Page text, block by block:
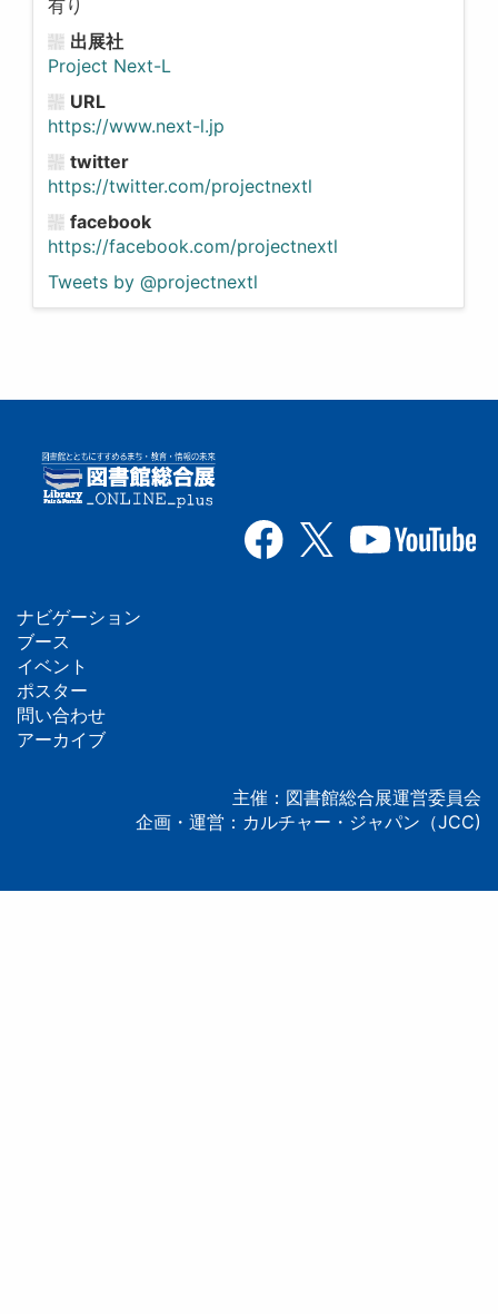
有り
出展社
Project Next-L
URL
https://www.next-l.jp
twitter
https://twitter.com/projectnextl
facebook
https://facebook.com/projectnextl
Tweets by @projectnextl
フ
ッ
タ
ナビゲーション
ブース
イベント
ポスター
問い合わせ
アーカイブ
主催：図書館総合展運営委員会
企画・運営：カルチャー・ジャパン（JCC)